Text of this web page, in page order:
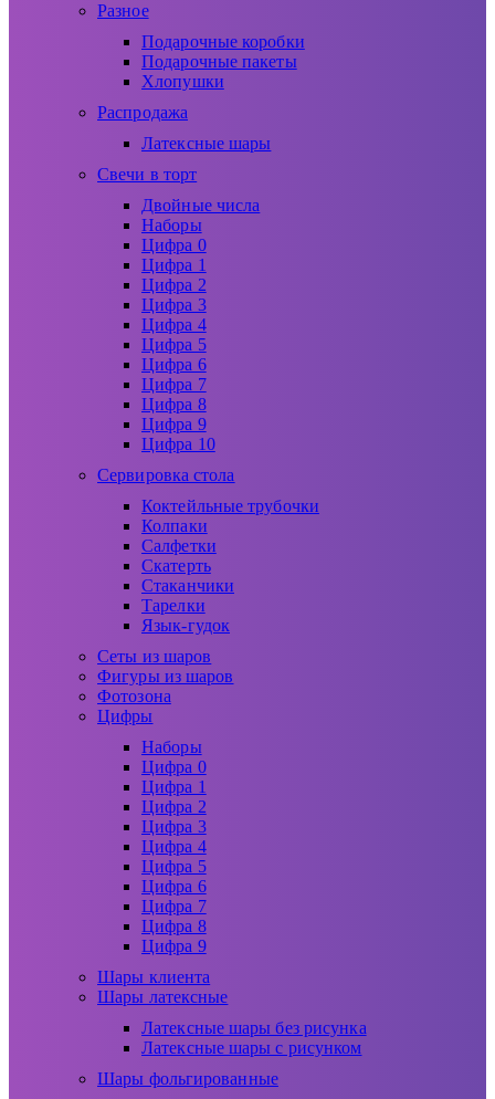
Разное
Подарочные коробки
Подарочные пакеты
Хлопушки
Распродажа
Латексные шары
Свечи в торт
Двойные числа
Наборы
Цифра 0
Цифра 1
Цифра 2
Цифра 3
Цифра 4
Цифра 5
Цифра 6
Цифра 7
Цифра 8
Цифра 9
Цифра 10
Сервировка стола
Коктейльные трубочки
Колпаки
Салфетки
Скатерть
Стаканчики
Тарелки
Язык-гудок
Сеты из шаров
Фигуры из шаров
Фотозона
Цифры
Наборы
Цифра 0
Цифра 1
Цифра 2
Цифра 3
Цифра 4
Цифра 5
Цифра 6
Цифра 7
Цифра 8
Цифра 9
Шары клиента
Шары латексные
Латексные шары без рисунка
Латексные шары с рисунком
Шары фольгированные